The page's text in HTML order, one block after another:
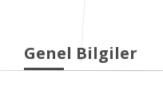
Genel Bilgiler